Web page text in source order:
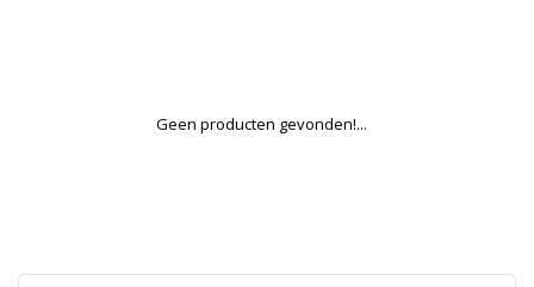
Geen producten gevonden!...